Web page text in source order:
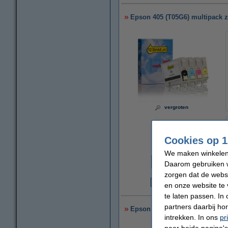
Epson 405 (T05G6) multipack
vergroten
Prijs per ml
€ 1,14
Epson 405XL (T05H6)
Cookies op
We maken
Daarom gebruiken
zorgen dat de
en onze website te
te laten passen. In
partners daarbij
intrekken. In ons